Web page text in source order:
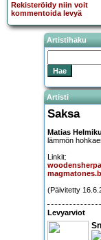
Rekisteröidy niin voit
kommentoida levyä
Artistihaku
Artisti
Saksa
Matias
lämmön
Linkit:
(Päivitetty
Levyarviot